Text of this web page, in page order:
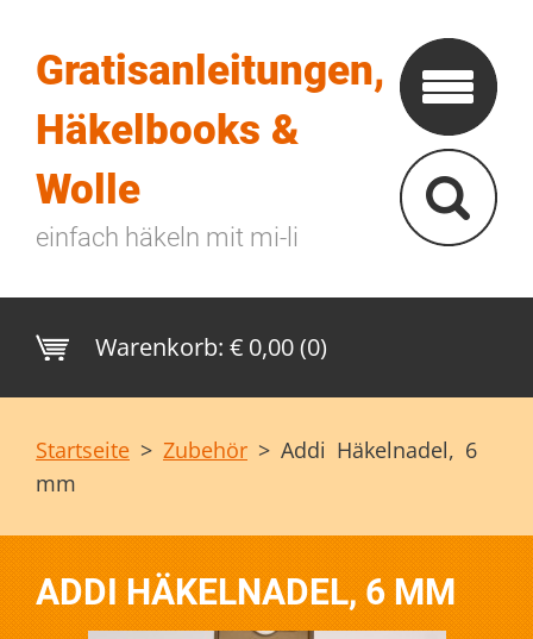
Gratisanleitungen,
Häkelbooks &
Wolle
einfach häkeln mit mi-li
Warenkorb: € 0,00 (0)
Startseite > Zubehör > Addi Häkelnadel, 6
mm
ADDI HÄKELNADEL, 6 MM